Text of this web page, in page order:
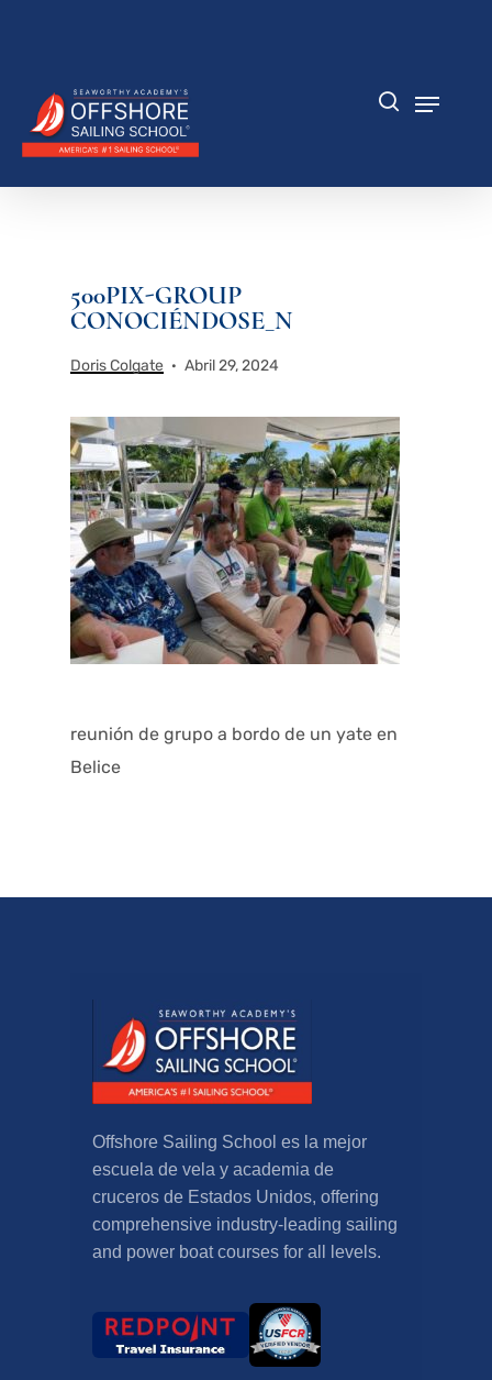
principal
500PIX-GROUP
CONOCIÉNDOSE_N
Doris Colgate Abril 29, 2024
reunión de grupo a bordo de un yate en
Belice
Offshore Sailing School es la mejor
escuela de vela y academia de
cruceros de Estados Unidos, offering
comprehensive industry-leading sailing
and power boat courses for all levels.
menú